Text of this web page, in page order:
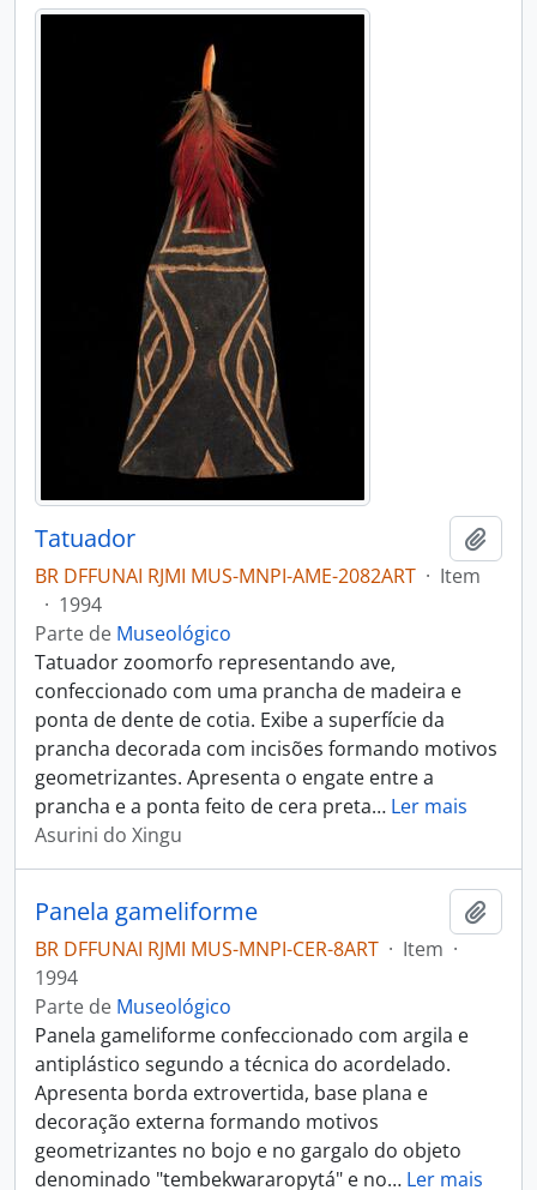
Tatuador
BR DFFUNAI RJMI MUS-MNPI-AME-2082ART · Item
· 1994
Parte de Museológico
Tatuador zoomorfo representando ave,
confeccionado com uma prancha de madeira e
ponta de dente de cotia. Exibe a superfície da
prancha decorada com incisões formando motivos
geometrizantes. Apresenta o engate entre a
prancha e a ponta feito de cera preta… Ler mais
Asurini do Xingu
Panela gameliforme
BR DFFUNAI RJMI MUS-MNPI-CER-8ART · Item ·
1994
Parte de Museológico
Panela gameliforme confeccionado com argila e
antiplástico segundo a técnica do acordelado.
Apresenta borda extrovertida, base plana e
decoração externa formando motivos
geometrizantes no bojo e no gargalo do objeto
denominado "tembekwararopytá" e no… Ler mais